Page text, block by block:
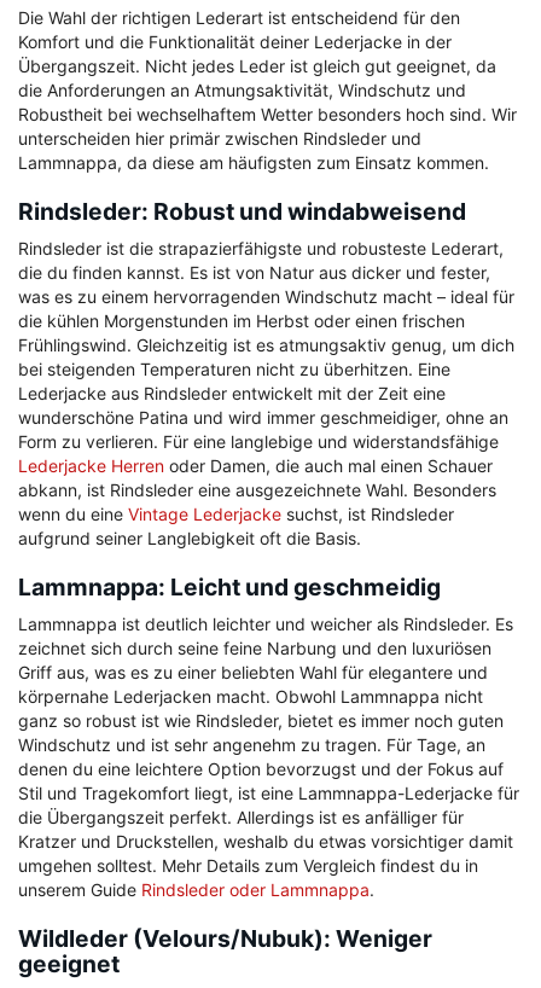
Die Wahl der richtigen Lederart ist entscheidend für den
Komfort und die Funktionalität deiner Lederjacke in der
Übergangszeit. Nicht jedes Leder ist gleich gut geeignet, da
die Anforderungen an Atmungsaktivität, Windschutz und
Robustheit bei wechselhaftem Wetter besonders hoch sind. Wir
unterscheiden hier primär zwischen Rindsleder und
Lammnappa, da diese am häufigsten zum Einsatz kommen.
Rindsleder: Robust und windabweisend
Rindsleder ist die strapazierfähigste und robusteste Lederart,
die du finden kannst. Es ist von Natur aus dicker und fester,
was es zu einem hervorragenden Windschutz macht – ideal für
die kühlen Morgenstunden im Herbst oder einen frischen
Frühlingswind. Gleichzeitig ist es atmungsaktiv genug, um dich
bei steigenden Temperaturen nicht zu überhitzen. Eine
Lederjacke aus Rindsleder entwickelt mit der Zeit eine
wunderschöne Patina und wird immer geschmeidiger, ohne an
Form zu verlieren. Für eine langlebige und widerstandsfähige
Lederjacke Herren oder Damen, die auch mal einen Schauer
abkann, ist Rindsleder eine ausgezeichnete Wahl. Besonders
wenn du eine Vintage Lederjacke suchst, ist Rindsleder
aufgrund seiner Langlebigkeit oft die Basis.
Lammnappa: Leicht und geschmeidig
Lammnappa ist deutlich leichter und weicher als Rindsleder. Es
zeichnet sich durch seine feine Narbung und den luxuriösen
Griff aus, was es zu einer beliebten Wahl für elegantere und
körpernahe Lederjacken macht. Obwohl Lammnappa nicht
ganz so robust ist wie Rindsleder, bietet es immer noch guten
Windschutz und ist sehr angenehm zu tragen. Für Tage, an
denen du eine leichtere Option bevorzugst und der Fokus auf
Stil und Tragekomfort liegt, ist eine Lammnappa-Lederjacke für
die Übergangszeit perfekt. Allerdings ist es anfälliger für
Kratzer und Druckstellen, weshalb du etwas vorsichtiger damit
umgehen solltest. Mehr Details zum Vergleich findest du in
unserem Guide Rindsleder oder Lammnappa.
Wildleder (Velours/Nubuk): Weniger
geeignet